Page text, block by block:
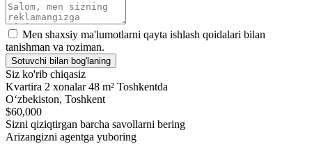
Men shaxsiy ma'lumotlarni qayta ishlash qoidalari bilan
tanishman va roziman.
Sotuvchi bilan bog'laning
Siz ko'rib chiqasiz
Kvartira 2 xonalar 48 m² Toshkentda
Oʻzbekiston, Toshkent
$60,000
Sizni qiziqtirgan barcha savollarni bering
Arizangizni agentga yuboring